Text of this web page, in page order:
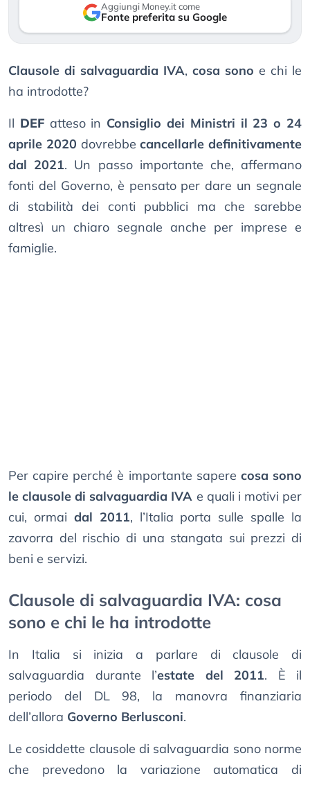
Aggiungi Money.it come
Fonte preferita su Google
Clausole di salvaguardia IVA, cosa sono e chi le
ha introdotte?
Il DEFatteso in Consiglio dei Ministri il 23 o 24
aprile 2020 dovrebbecancellarle definitivamente
dal 2021. Un passo importante che, affermano
fonti del Governo, è pensato per dare un segnale
di stabilità dei conti pubblici ma che sarebbe
altresì un chiaro segnale anche per imprese e
famiglie.
Per capire perché è importante sapere cosa sono
le clausole di salvaguardia IVA e quali i motivi per
cui, ormai dal 2011, l’Italia porta sulle spalle la
zavorra del rischio di una stangata sui prezzi di
beni e servizi.
Clausole di salvaguardia IVA: cosa
sono e chi le ha introdotte
In Italia si inizia a parlare di clausole di
salvaguardia durante l’estate del 2011. È il
periodo del DL 98, la manovra finanziaria
dell’allora Governo Berlusconi.
Le cosiddette clausole di salvaguardia sono norme
che prevedono la variazione automatica di